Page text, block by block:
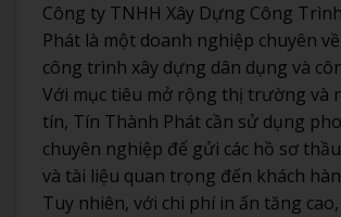
Công ty TNHH Xây Dựng Công
Phát là một doanh nghiệp chuyên
công trình xây dựng dân dụng và
Với mục tiêu mở rộng thị trường và
tín, Tín Thành Phát cần sử dụng
chuyên nghiệp để gửi các hồ sơ
và tài liệu quan trọng đến khách
Tuy nhiên, với chi phí in ấn tăng